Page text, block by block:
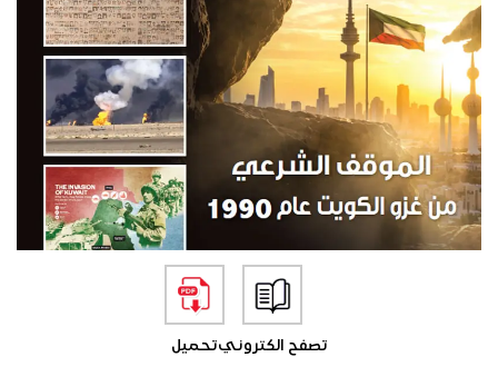
تصفح الكترونيتحميل